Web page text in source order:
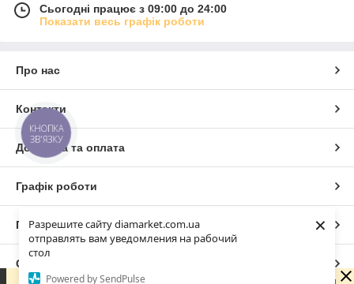
Разрешите сайту diamarket.com.ua
отправлять вам уведомления на рабочий
стол
Powered by SendPulse
×
Сьогодні працює з 09:00 до 24:00
Показати весь графік роботи
Про нас
Контакти
Доставка та оплата
Графік роботи
Повна версія сайту
Сайт створено на маркетплейсі
Доброго дня 😊 Дякую, що написали нам! Зараз магазин
КНОПКА
ЗВ'ЯЗКУ